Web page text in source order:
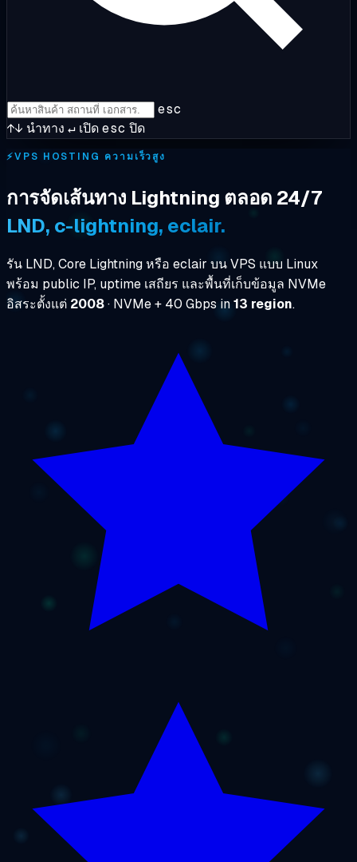
esc
↑↓ นำทาง ↵ เปิดesc ปิด
⚡VPS HOSTING ความเร็วสูง
การจัดเส้นทาง Lightning ตลอด 24/7
LND, c-lightning, eclair.
รัน LND, Core Lightning หรือ eclair บน VPS แบบ Linux
พร้อม public IP, uptime เสถียร และพื้นที่เก็บข้อมูล NVMe
อิสระตั้งแต่ 2008· NVMe + 40 Gbps in13 region.